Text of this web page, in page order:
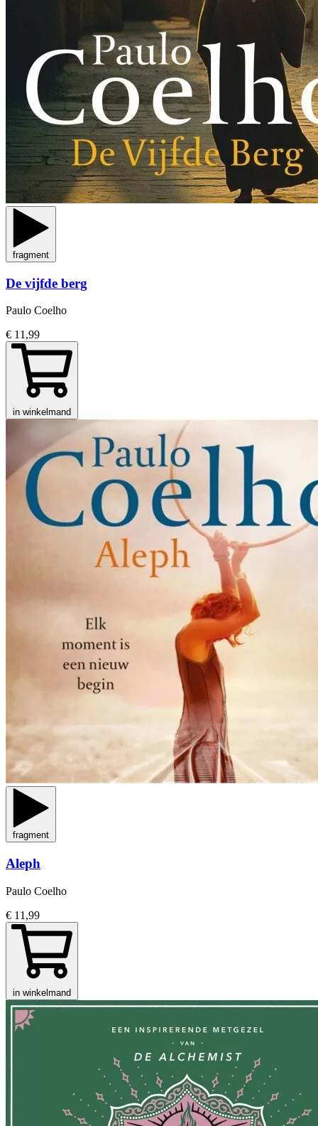
fragment
De vijfde berg
Paulo Coelho
€ 11,99
in winkelmand
fragment
Aleph
Paulo Coelho
€ 11,99
in winkelmand